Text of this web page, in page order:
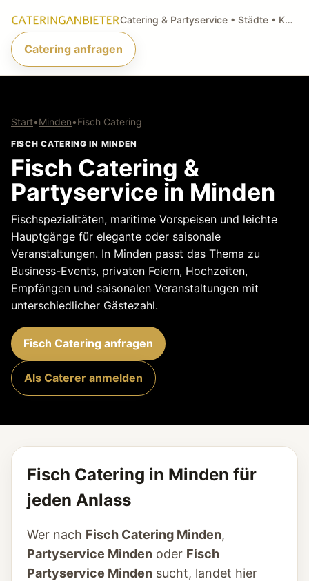
Catering & Partyservice • Städte • Küchenarten • Anfragen
Catering anfragen
Start•Minden•Fisch Catering
FISCH CATERING IN MINDEN
Fisch Catering &
Partyservice in Minden
Fischspezialitäten, maritime Vorspeisen und leichte
Hauptgänge für elegante oder saisonale
Veranstaltungen. In Minden passt das Thema zu
Business-Events, privaten Feiern, Hochzeiten,
Empfängen und saisonalen Veranstaltungen mit
unterschiedlicher Gästezahl.
Fisch Catering anfragen
Als Caterer anmelden
Fisch Catering in Minden für
jeden Anlass
Wer nach Fisch Catering Minden,
Partyservice Minden oder Fisch
Partyservice Minden sucht, landet hier